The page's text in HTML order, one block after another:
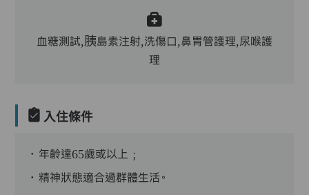
血糖測試,胰島素注射,洗傷口,鼻胃管護理,尿喉護
理
入住條件
．年齡達65歲或以上﹔
．精神狀態適合過群體生活。